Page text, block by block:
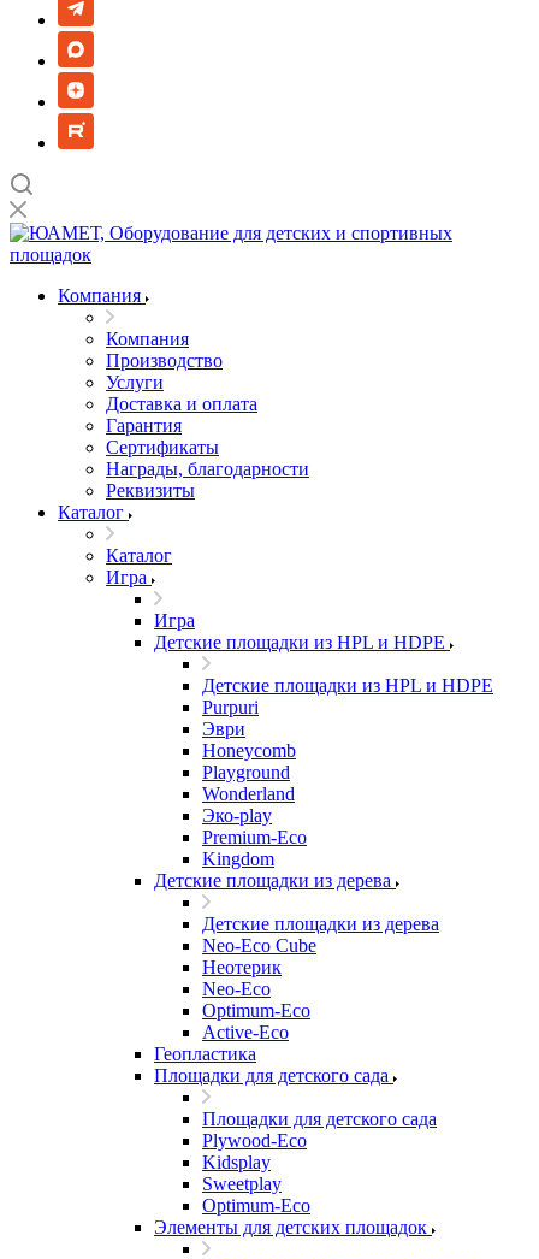
Компания
Компания
Производство
Услуги
Доставка и оплата
Гарантия
Сертификаты
Награды, благодарности
Реквизиты
Каталог
Каталог
Игра
Игра
Детские площадки из HPL и HDPE
Детские площадки из HPL и HDPE
Purpuri
Эври
Honeycomb
Playground
Wonderland
Эко-play
Premium-Eco
Kingdom
Детские площадки из дерева
Детские площадки из дерева
Neo-Eco Cube
Неотерик
Neo-Eco
Оptimum-Еco
Active-Eco
Геопластика
Площадки для детского сада
Площадки для детского сада
Plywood-Eco
Kidsplay
Sweetplay
Оptimum-Еco
Элементы для детских площадок